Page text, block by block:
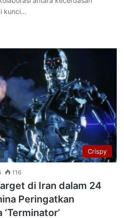
kunci…
Crispy
116
di Iran dalam 24
Peringatkan